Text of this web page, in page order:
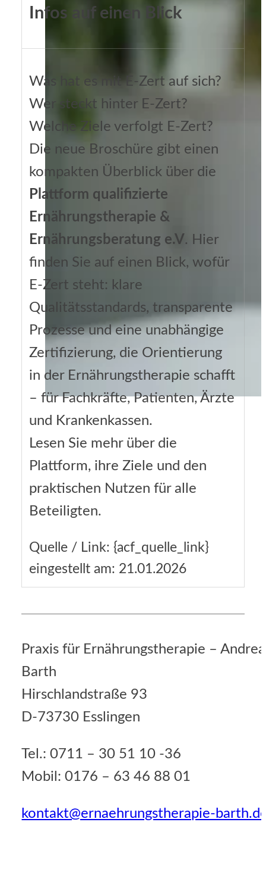
Infos auf einen Blick
Was hat es mit E-Zert auf sich?
Wer steckt hinter E-Zert?
Welche Ziele verfolgt E-Zert?
Die neue Broschüre gibt einen
kompakten Überblick über die
Plattform qualifizierte
Ernährungstherapie &
Ernährungsberatung e.V. Hier
finden Sie auf einen Blick, wofür
E-Zert steht: klare
Qualitätsstandards, transparente
Prozesse und eine unabhängige
Zertifizierung, die Orientierung
in der Ernährungstherapie schafft
– für Fachkräfte, Patienten, Ärzte
und Krankenkassen.
Lesen Sie mehr über die
Plattform, ihre Ziele und den
praktischen Nutzen für alle
Beteiligten.
Quelle / Link: {acf_quelle_link}
eingestellt am: 21.01.2026
Praxis für Ernährungstherapie – Andrea
Barth
Hirschlandstraße 93
D-73730 Esslingen
Tel.: 0711 – 30 51 10 -36
Mobil: 0176 – 63 46 88 01
kontakt@ernaehrungstherapie-